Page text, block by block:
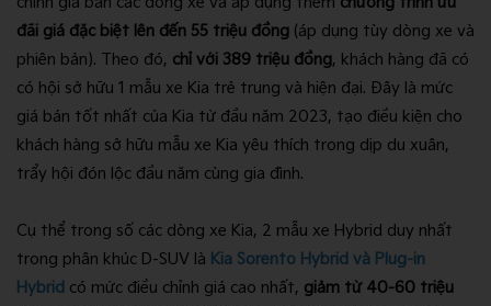
đãi giá đặc biệt lên đến 55 triệu đồng (áp dụng tùy dòng xe và
phiên bản). Theo đó, chỉ với 389 triệu đồng, khách hàng đã có
có hội sở hữu 1 mẫu xe Kia trẻ trung và hiện đại. Đây là mức
giá bán tốt nhất của Kia từ đầu năm 2023, tạo điều kiện cho
khách hàng sở hữu mẫu xe Kia yêu thích trong dịp du xuân,
trẩy hội đón lộc đầu năm cùng gia đình.
Cụ thể trong số các dòng xe Kia, 2 mẫu xe Hybrid duy nhất
trong phân khúc D-SUV là Kia Sorento Hybrid và Plug-in
Hybrid có mức điều chỉnh giá cao nhất, giảm từ 40-60 triệu